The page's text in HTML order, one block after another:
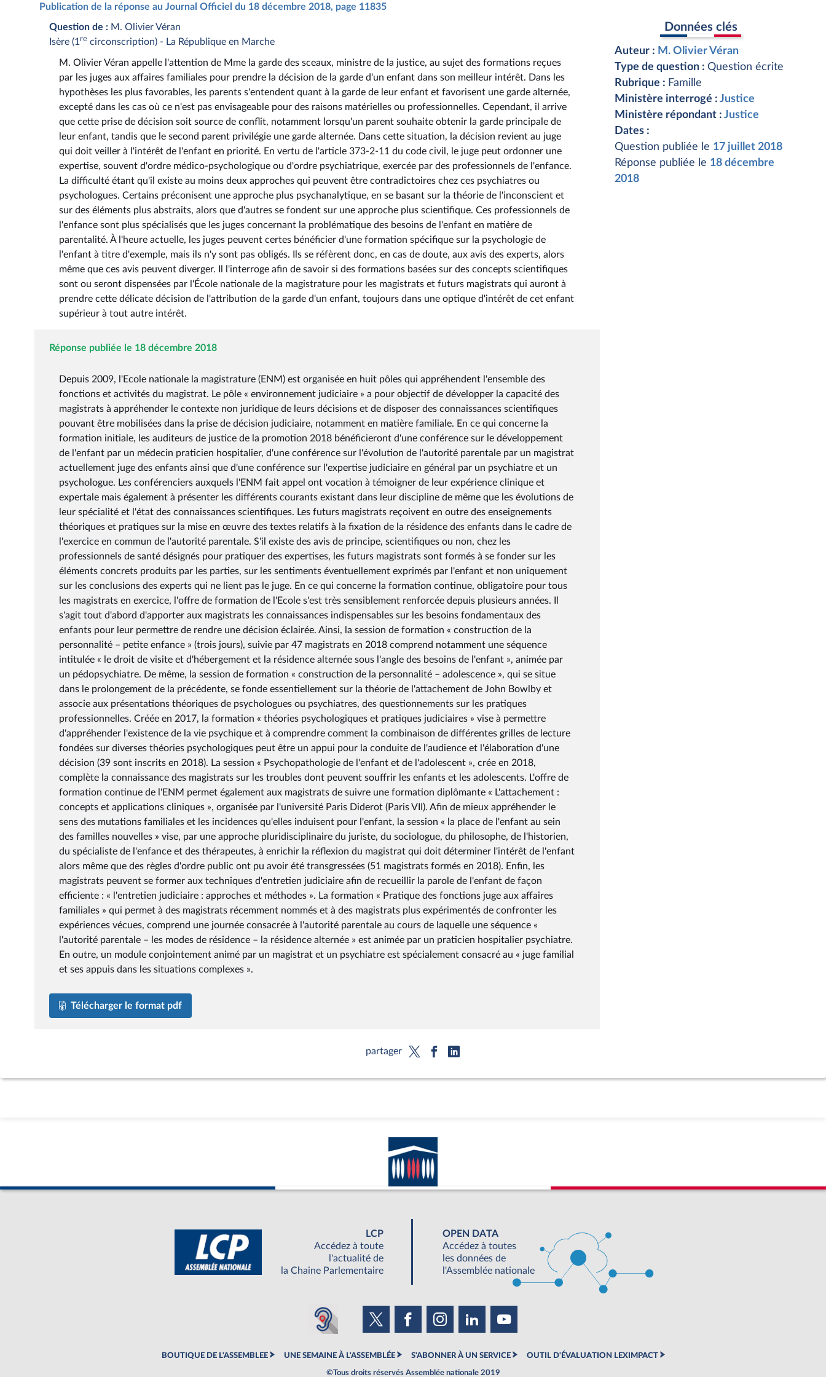
Publication de la réponse au Journal Officiel du 18 décembre 2018, page 11835
Question de : M. Olivier Véran
Isère (1 re circonscription) - La République en Marche
M. Olivier Véran appelle l'attention de Mme la garde des sceaux, ministre de la justice, au sujet des formations reçues
par les juges aux affaires familiales pour prendre la décision de la garde d'un enfant dans son meilleur intérêt. Dans les
hypothèses les plus favorables, les parents s'entendent quant à la garde de leur enfant et favorisent une garde alternée,
excepté dans les cas où ce n'est pas envisageable pour des raisons matérielles ou professionnelles. Cependant, il arrive
que cette prise de décision soit source de conflit, notamment lorsqu'un parent souhaite obtenir la garde principale de
leur enfant, tandis que le second parent privilégie une garde alternée. Dans cette situation, la décision revient au juge
qui doit veiller à l'intérêt de l'enfant en priorité. En vertu de l'article 373-2-11 du code civil, le juge peut ordonner une
expertise, souvent d'ordre médico-psychologique ou d'ordre psychiatrique, exercée par des professionnels de l'enfance.
La difficulté étant qu'il existe au moins deux approches qui peuvent être contradictoires chez ces psychiatres ou
psychologues. Certains préconisent une approche plus psychanalytique, en se basant sur la théorie de l'inconscient et
sur des éléments plus abstraits, alors que d'autres se fondent sur une approche plus scientifique. Ces professionnels de
l'enfance sont plus spécialisés que les juges concernant la problématique des besoins de l'enfant en matière de
parentalité. À l'heure actuelle, les juges peuvent certes bénéficier d'une formation spécifique sur la psychologie de
l'enfant à titre d'exemple, mais ils n'y sont pas obligés. Ils se réfèrent donc, en cas de doute, aux avis des experts, alors
même que ces avis peuvent diverger. Il l'interroge afin de savoir si des formations basées sur des concepts scientifiques
sont ou seront dispensées par l'École nationale de la magistrature pour les magistrats et futurs magistrats qui auront à
prendre cette délicate décision de l'attribution de la garde d'un enfant, toujours dans une optique d'intérêt de cet enfant
supérieur à tout autre intérêt.
Réponse publiée le 18 décembre 2018
Depuis 2009, l'Ecole nationale la magistrature (ENM) est organisée en huit pôles qui appréhendent l'ensemble des
fonctions et activités du magistrat. Le pôle « environnement judiciaire » a pour objectif de développer la capacité des
magistrats à appréhender le contexte non juridique de leurs décisions et de disposer des connaissances scientifiques
pouvant être mobilisées dans la prise de décision judiciaire, notamment en matière familiale. En ce qui concerne la
formation initiale, les auditeurs de justice de la promotion 2018 bénéficieront d'une conférence sur le développement
de l'enfant par un médecin praticien hospitalier, d'une conférence sur l'évolution de l'autorité parentale par un magistrat
actuellement juge des enfants ainsi que d'une conférence sur l'expertise judiciaire en général par un psychiatre et un
psychologue. Les conférenciers auxquels l'ENM fait appel ont vocation à témoigner de leur expérience clinique et
expertale mais également à présenter les différents courants existant dans leur discipline de même que les évolutions de
leur spécialité et l'état des connaissances scientifiques. Les futurs magistrats reçoivent en outre des enseignements
théoriques et pratiques sur la mise en œuvre des textes relatifs à la fixation de la résidence des enfants dans le cadre de
l'exercice en commun de l'autorité parentale. S'il existe des avis de principe, scientifiques ou non, chez les
professionnels de santé désignés pour pratiquer des expertises, les futurs magistrats sont formés à se fonder sur les
éléments concrets produits par les parties, sur les sentiments éventuellement exprimés par l'enfant et non uniquement
sur les conclusions des experts qui ne lient pas le juge. En ce qui concerne la formation continue, obligatoire pour tous
les magistrats en exercice, l'offre de formation de l'Ecole s'est très sensiblement renforcée depuis plusieurs années. Il
s'agit tout d'abord d'apporter aux magistrats les connaissances indispensables sur les besoins fondamentaux des
enfants pour leur permettre de rendre une décision éclairée. Ainsi, la session de formation « construction de la
personnalité – petite enfance » (trois jours), suivie par 47 magistrats en 2018 comprend notamment une séquence
intitulée « le droit de visite et d'hébergement et la résidence alternée sous l'angle des besoins de l'enfant », animée par
un pédopsychiatre. De même, la session de formation « construction de la personnalité – adolescence », qui se situe
dans le prolongement de la précédente, se fonde essentiellement sur la théorie de l'attachement de John Bowlby et
associe aux présentations théoriques de psychologues ou psychiatres, des questionnements sur les pratiques
professionnelles. Créée en 2017, la formation « théories psychologiques et pratiques judiciaires » vise à permettre
d'appréhender l'existence de la vie psychique et à comprendre comment la combinaison de différentes grilles de lecture
fondées sur diverses théories psychologiques peut être un appui pour la conduite de l'audience et l'élaboration d'une
décision (39 sont inscrits en 2018). La session « Psychopathologie de l'enfant et de l'adolescent », crée en 2018,
complète la connaissance des magistrats sur les troubles dont peuvent souffrir les enfants et les adolescents. L'offre de
formation continue de l'ENM permet également aux magistrats de suivre une formation diplômante « L'attachement :
concepts et applications cliniques », organisée par l'université Paris Diderot (Paris VII). Afin de mieux appréhender le
sens des mutations familiales et les incidences qu'elles induisent pour l'enfant, la session « la place de l'enfant au sein
des familles nouvelles » vise, par une approche pluridisciplinaire du juriste, du sociologue, du philosophe, de l'historien,
du spécialiste de l'enfance et des thérapeutes, à enrichir la réflexion du magistrat qui doit déterminer l'intérêt de l'enfant
alors même que des règles d'ordre public ont pu avoir été transgressées (51 magistrats formés en 2018). Enfin, les
magistrats peuvent se former aux techniques d'entretien judiciaire afin de recueillir la parole de l'enfant de façon
efficiente : « l'entretien judiciaire : approches et méthodes ». La formation « Pratique des fonctions juge aux affaires
familiales » qui permet à des magistrats récemment nommés et à des magistrats plus expérimentés de confronter les
expériences vécues, comprend une journée consacrée à l'autorité parentale au cours de laquelle une séquence «
l'autorité parentale – les modes de résidence – la résidence alternée » est animée par un praticien hospitalier psychiatre.
En outre, un module conjointement animé par un magistrat et un psychiatre est spécialement consacré au « juge familial
et ses appuis dans les situations complexes ».
Télécharger le format pdf
Données clés
Auteur : M. Olivier Véran
Type de question : Question écrite
Rubrique : Famille
Ministère interrogé : Justice
Ministère répondant : Justice
Dates :
Question publiée le 17 juillet 2018
Réponse publiée le 18 décembre
2018
partager
LCP
Accédez à toute
l'actualité de
la Chaine Parlementaire
OPEN DATA
Accédez à toutes
les données de
l'Assemblée nationale
BOUTIQUE DE L'ASSEMBLEE UNE SEMAINE À L'ASSEMBLÉE S'ABONNER À UN SERVICE OUTIL D'ÉVALUATION LEXIMPACT
©Tous droits réservés Assemblée nationale 2019